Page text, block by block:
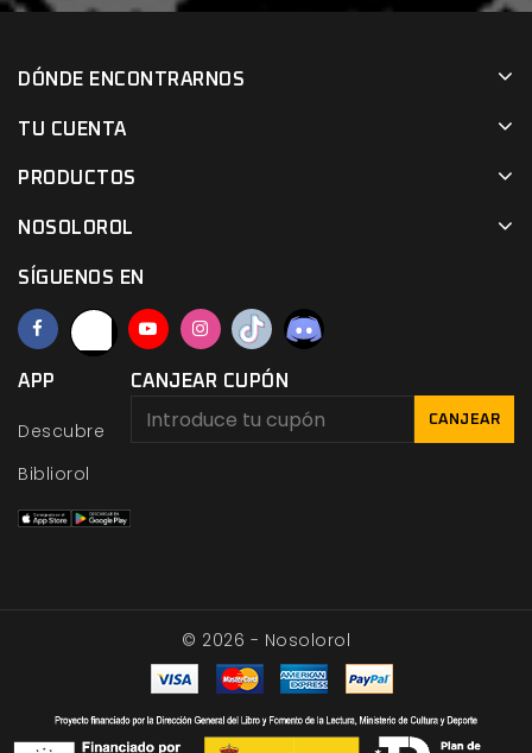
DÓNDE ENCONTRARNOS
TU CUENTA
PRODUCTOS
NOSOLOROL
SÍGUENOS EN
APP
Descubre
Bibliorol
CANJEAR CUPÓN
CANJEAR
© 2026 - Nosolorol